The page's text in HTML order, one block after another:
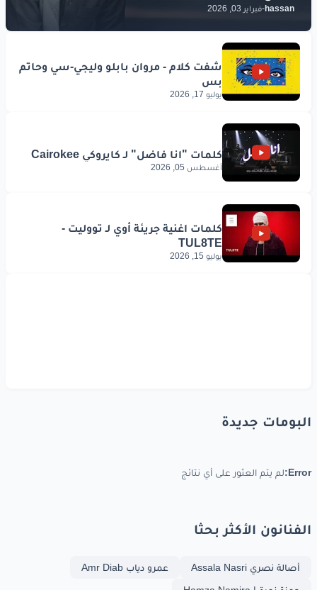
hassan
-فبراير 03, 2026
يوليو 17, 2026
أغسطس 05, 2026
يوليو 15, 2026
البومات جديدة
Error: لم يتم العثور على أي نتائج
الفنانون الأكثر بحثا
أصالة نصري Assala Nasri
عمرو دياب Amr Diab